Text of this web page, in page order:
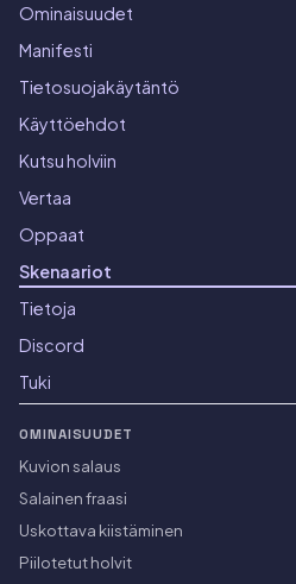
Ominaisuudet
Manifesti
Tietosuojakäytäntö
Käyttöehdot
Kutsu holviin
Vertaa
Oppaat
Skenaariot
Tietoja
Discord
Tuki
OMINAISUUDET
Kuvion salaus
Salainen fraasi
Uskottava kiistäminen
Piilotetut holvit